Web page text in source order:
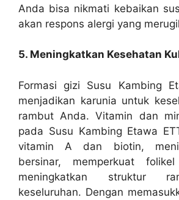
Anda bisa nikmati kebaikan
akan respons alergi yang
5. Meningkatkan Kesehatan
Formasi gizi Susu Kambing
menjadikan karunia untuk
rambut Anda. Vitamin dan
pada Susu Kambing Etawa
vitamin A dan biotin,
bersinar, memperkuat
meningkatkan struktur
keseluruhan. Dengan